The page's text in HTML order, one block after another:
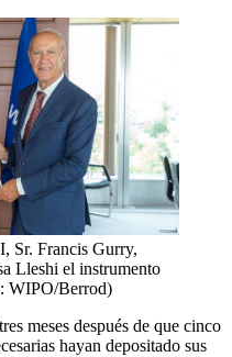
Sr. Francis Gurry,
Lleshi el instrumento
WIPO/Berrod)
meses después de que cinco
hayan depositado sus